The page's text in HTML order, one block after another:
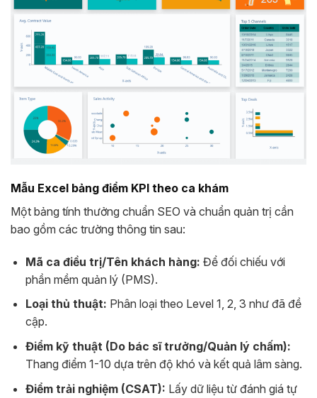
Mẫu Excel bảng điểm KPI theo ca khám
Một bảng tính thưởng chuẩn SEO và chuẩn quản trị cần
bao gồm các trường thông tin sau:
Mã ca điều trị/Tên khách hàng: Để đối chiếu với
phần mềm quản lý (PMS).
Loại thủ thuật: Phân loại theo Level 1, 2, 3 như đã đề
cập.
Điểm kỹ thuật (Do bác sĩ trưởng/Quản lý chấm):
Thang điểm 1-10 dựa trên độ khó và kết quả lâm sàng.
Điểm trải nghiệm (CSAT): Lấy dữ liệu từ đánh giá tự